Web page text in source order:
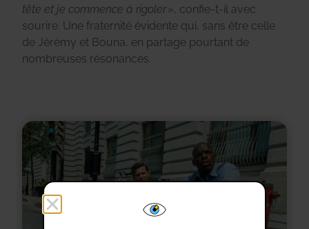
tête et je commence à rigoler », confie-t-il avec
sourire. Une fraternité évidente qui, sans être celle
de Jérémy et Bouna, en partage pourtant de
nombreuses résonances.